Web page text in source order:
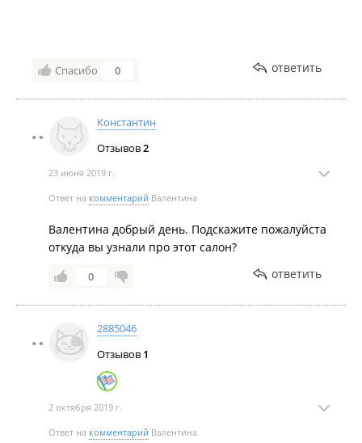
Спасибо 0 ответить
Константин
Отзывов2
23 июня 2019 г.
Ответ на комментарий Валентина
Валентина добрый день. Подскажите пожалуйста
откуда вы узнали про этот салон?
0 ответить
2885046
Отзывов 1
2 октября 2019 г.
Ответ на комментарий Валентина